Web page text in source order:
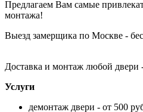
Предлагаем Вам самые
монтажа!
Выезд замерщика по Москве -
Доставка и монтаж любой двери
Услуги
демонтаж двери - от 500